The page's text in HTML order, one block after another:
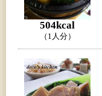
504kcal
（1人分）